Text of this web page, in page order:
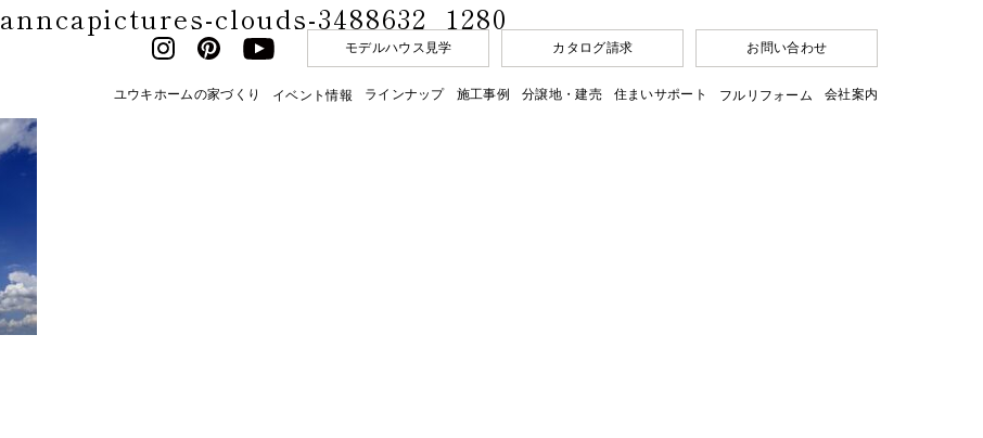
ユウキホームの家づくり イベント情報 ラインナップ 施工事例 分譲地・建売 住まいサポート フルリフォーム 会社案内
モデルハウス見学 カタログ請求 お問い合わせ
anncapictures-clouds-3488632_1280